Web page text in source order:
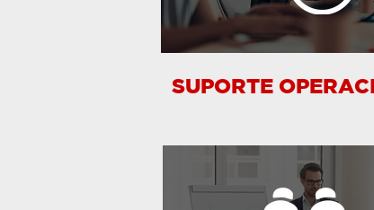
SUPORTE